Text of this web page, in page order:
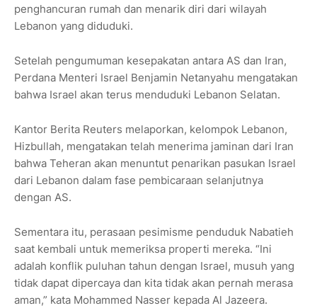
penghancuran rumah dan menarik diri dari wilayah
Lebanon yang diduduki.
Setelah pengumuman kesepakatan antara AS dan Iran,
Perdana Menteri Israel Benjamin Netanyahu mengatakan
bahwa Israel akan terus menduduki Lebanon Selatan.
Kantor Berita Reuters melaporkan, kelompok Lebanon,
Hizbullah, mengatakan telah menerima jaminan dari Iran
bahwa Teheran akan menuntut penarikan pasukan Israel
dari Lebanon dalam fase pembicaraan selanjutnya
dengan AS.
Sementara itu, perasaan pesimisme penduduk Nabatieh
saat kembali untuk memeriksa properti mereka. “Ini
adalah konflik puluhan tahun dengan Israel, musuh yang
tidak dapat dipercaya dan kita tidak akan pernah merasa
aman,” kata Mohammed Nasser kepada Al Jazeera.